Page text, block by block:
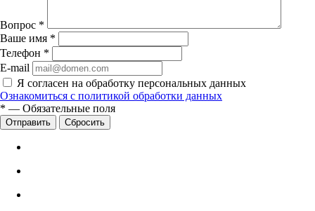
Вопрос *
Ваше имя *
Телефон *
E-mail
Я согласен на обработку персональных данных
Ознакомиться с политикой обработки данных
* — Обязательные поля
Сбросить